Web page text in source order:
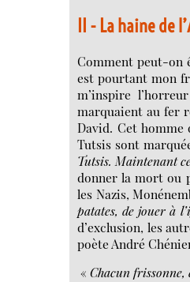
II - La haine de
Comment peut-on
est pourtant mon
m’inspire
marquaient au fer
David. Cet
Tutsis sont
Tutsis. Maintenant
donner la mort ou
les Nazis,
patates, de jouer à
d’exclusion, les
poète André
«Chacun frissonne,